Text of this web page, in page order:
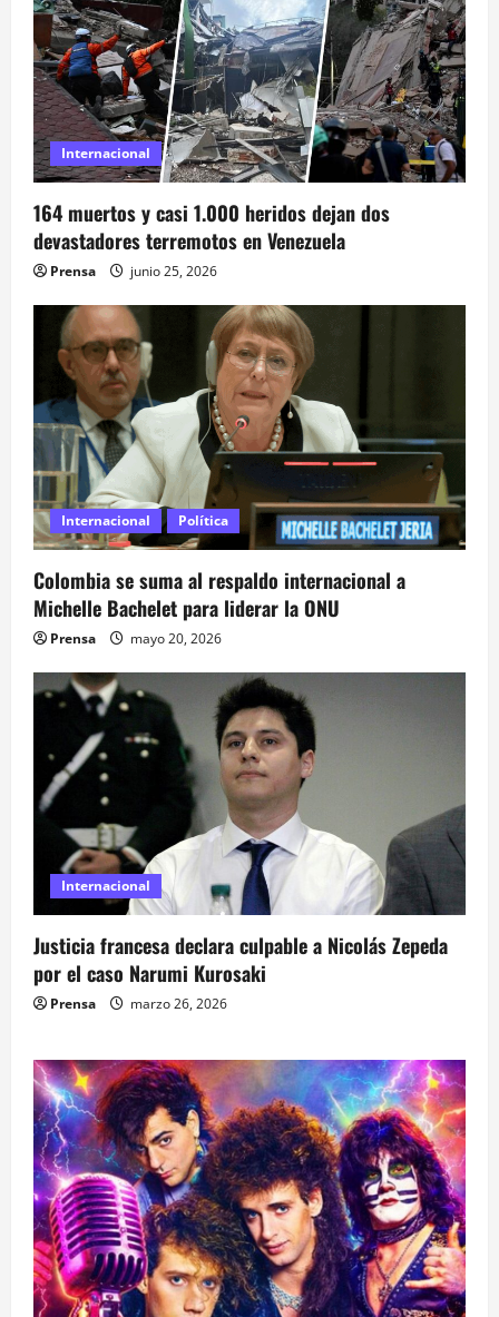
n
d
e
e
n
t
d
a
s
Internacional
164 muertos y casi 1.000 heridos dejan dos
devastadores terremotos en Venezuela
Prensa junio 25, 2026
Internacional Política
Colombia se suma al respaldo internacional a
Michelle Bachelet para liderar la ONU
Prensa mayo 20, 2026
Internacional
Justicia francesa declara culpable a Nicolás Zepeda
por el caso Narumi Kurosaki
Prensa marzo 26, 2026